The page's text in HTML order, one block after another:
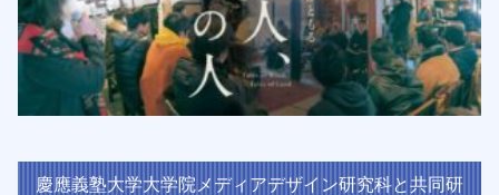
慶應義塾大学大学院メディアデザイン研究科と共同研